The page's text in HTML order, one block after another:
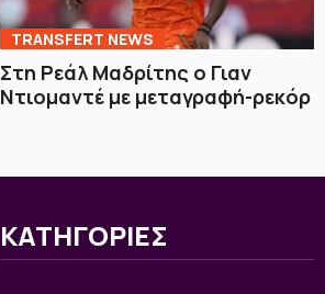
TRANSFERT NEWS
Στη Ρεάλ Μαδρίτης ο Γιαν
Ντιομαντέ με μεταγραφή-ρεκόρ
ΚΑΤΗΓΟΡΙΕΣ